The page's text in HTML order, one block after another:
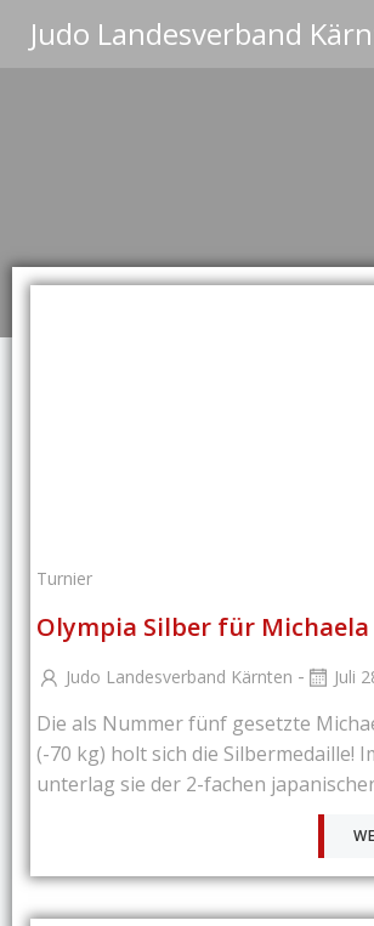
Inhalt
Judo Landesverband
Turnier
Olympia Silber für Michaela
Judo Landesverband Kärnten - Juli
Die als Nummer fünf gesetzte
(-70 kg) holt sich die Silbermedaille!
unterlag sie der 2-fachen